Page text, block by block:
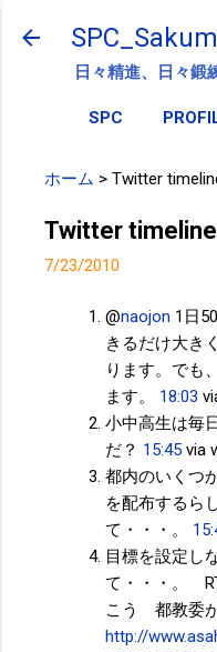
スキップして
日々精進、日々鍛
SPC
ホーム > Twitter
Twitter
7/23/2010
@naojon 1日
きるだけ大き
ります。でも
ます。
18:03
小中高生は毎
だ？ 15:45 via
都内のいくつ
を配布するら
て・・・。
目標を設定し
て・・・。
こう 都教委
http://